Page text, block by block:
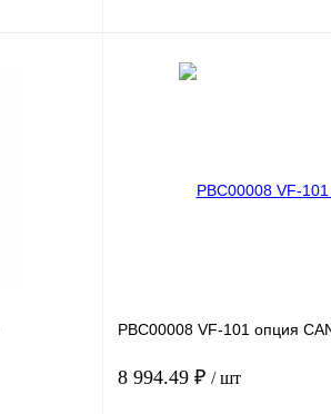
PBC00008 VF-101 опция
8 994.49 ₽ / шт